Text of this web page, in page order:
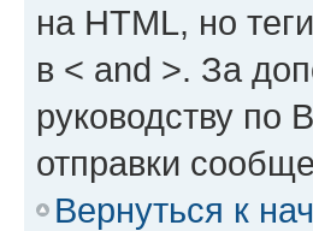
на HTML, но
в < and >. За
руководству по
отправки
Вернуться к